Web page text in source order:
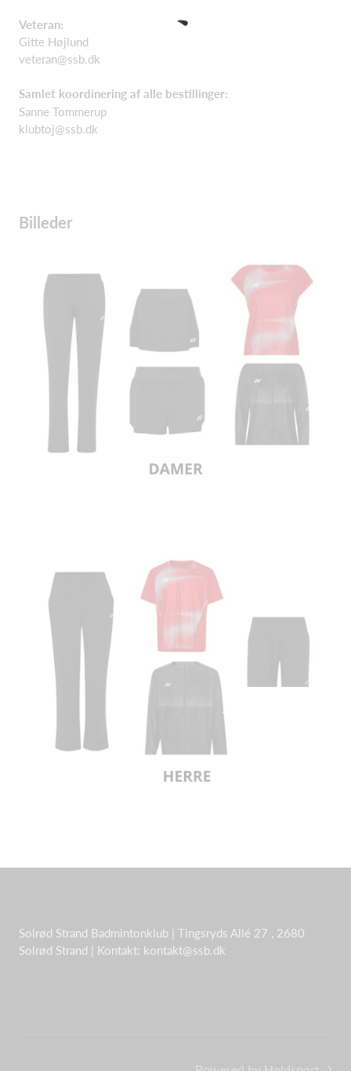
Veteran:
Gitte Højlund
veteran@ssb.dk
Samlet koordinering af alle bestillinger:
Sanne Tommerup
klubtoj@ssb.dk
Billeder
Solrød Strand Badmintonklub | Tingsryds Allé 27 , 2680
Solrød Strand | Kontakt: kontakt@ssb.dk